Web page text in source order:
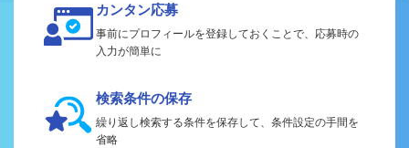
カンタン応募
事前にプロフィールを登録しておくことで、応募時の
入力が簡単に
検索条件の保存
繰り返し検索する条件を保存して、条件設定の手間を
省略